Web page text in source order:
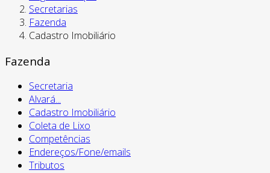
Secretarias
Fazenda
Cadastro Imobiliário
Fazenda
Secretaria
Alvará...
Cadastro Imobiliário
Coleta de Lixo
Competências
Endereços/Fone/emails
Tributos